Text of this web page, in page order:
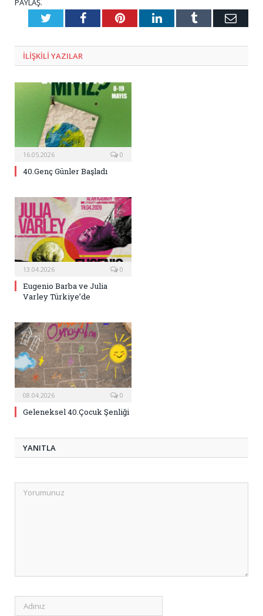
PAYLAŞ.
TwitterFacebookPinterestLinkedInTumblr E-
ILIŞKILI YAZILAR
16.05.2026 0
40.Genç Günler Başladı
13.04.2026 0
Eugenio Barba ve Julia
Varley Türkiye’de
08.04.2026 0
Geleneksel 40.Çocuk Şenliği
YANITLA